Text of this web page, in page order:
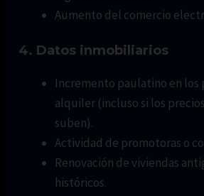
Aumento del comercio
4. Datos inmobiliarios
Incremento paulatino en los
alquiler (incluso si los
suben).
Actividad de promotoras o
Renovación de viviendas
históricos.